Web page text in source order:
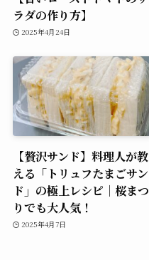
ラダの作り方】
2025年4月24日
【贅沢サンド】料理人が教
える「トリュフたまごサン
ド」の極上レシピ｜桜まつ
りでも大人気！
2025年4月7日